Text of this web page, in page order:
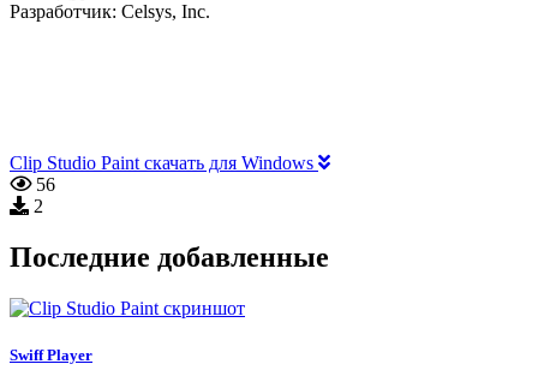
Разработчик: Celsys, Inc.
Clip Studio Paint скачать для Windows
56
2
Последние добавленные
Swiff Player